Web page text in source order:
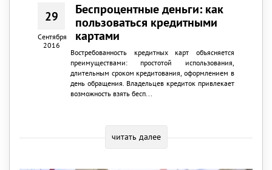
29
Сентября
2016
Беспроцентные деньги: как
пользоваться кредитными
картами
Востребованность кредитных карт объясняется
преимуществами: простотой использования,
длительным сроком кредитования, оформлением в
день обращения. Владельцев кредиток привлекает
возможность взять бесп...
читать далее